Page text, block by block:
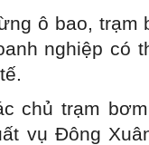
ô bao, trạm
nghiệp có
chủ trạm
vụ Đông